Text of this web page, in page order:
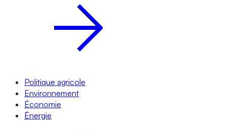
Politique agricole
Environnement
Économie
Énergie